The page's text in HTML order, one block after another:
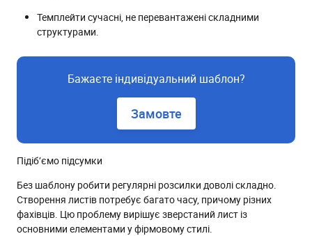
Темплейти сучасні, не перевантажені складними
структурами.
Бажаєте індивідуальний шаблон?
Замовте
Підіб’ємо підсумки
Без шаблону робити регулярні розсилки доволі складно.
Створення листів потребує багато часу, причому різних
фахівців. Цю проблему вирішує зверстаний лист із
основними елементами у фірмовому стилі.